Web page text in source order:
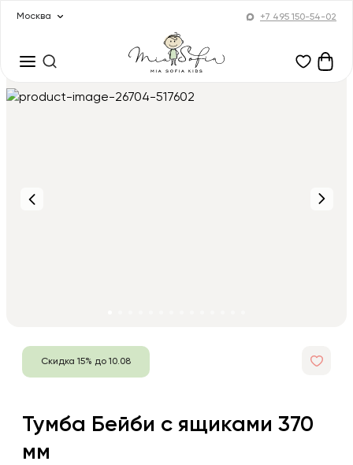
Москва +7 495 150-54-02
Скидка 15% до 10.08
Тумба Бейби с ящиками 370
мм